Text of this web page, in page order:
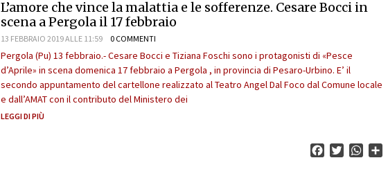
L’amore che vince la malattia e le sofferenze. Cesare Bocci in
scena a Pergola il 17 febbraio
13 FEBBRAIO 2019 ALLE 11:59 0 COMMENTI
Pergola (Pu) 13 febbraio.- Cesare Bocci e Tiziana Foschi sono i protagonisti di «Pesce
d’Aprile» in scena domenica 17 febbraio a Pergola , in provincia di Pesaro-Urbino. E’ il
secondo appuntamento del cartellone realizzato al Teatro Angel Dal Foco dal Comune locale
e dall’AMAT con il contributo del Ministero dei
LEGGI DI PIÙ
FacebookTwitter